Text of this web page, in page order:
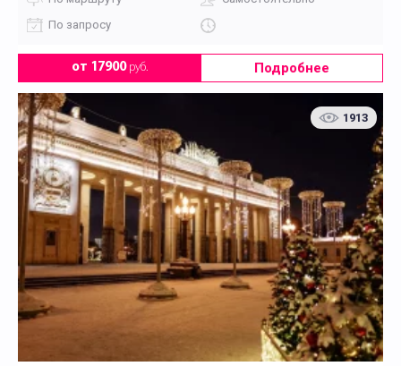
По запросу
от 17900руб. Подробнее
1913